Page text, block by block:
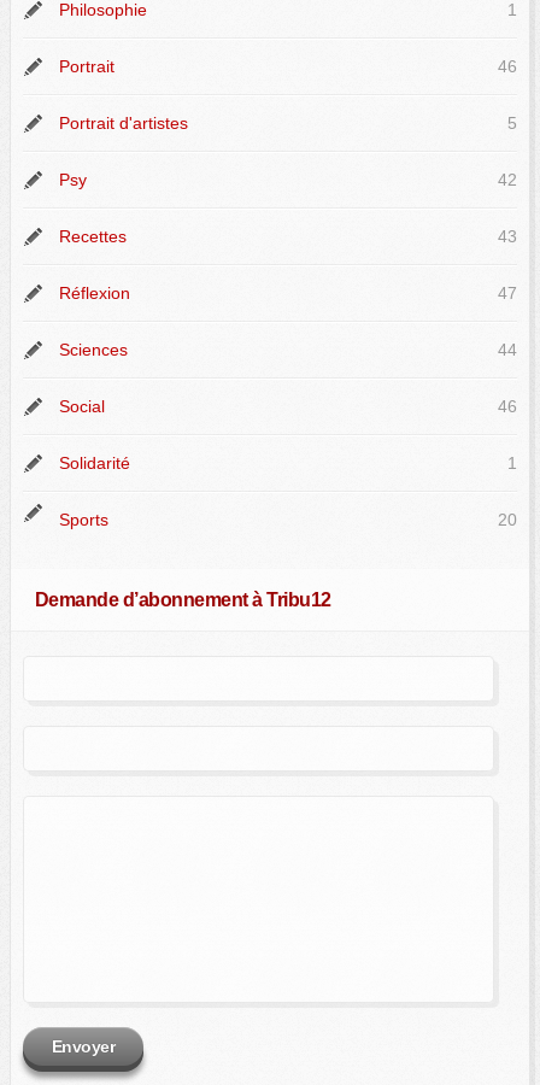
Philosophie 1
Portrait 46
Portrait d'artistes 5
Psy 42
Recettes 43
Réflexion 47
Sciences 44
Social 46
Solidarité 1
Sports 20
Demande d’abonnement à Tribu12
Envoyer